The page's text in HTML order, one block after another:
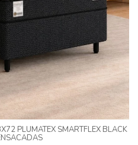
PLUMATEX SMARTFLEX BLACK